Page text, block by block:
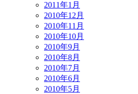
2011年1月
2010年12月
2010年11月
2010年10月
2010年9月
2010年8月
2010年7月
2010年6月
2010年5月